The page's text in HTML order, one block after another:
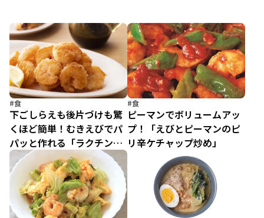
#食
下ごしらえも後片づけも驚
くほど簡単！むきえびでパ
パッと作れる「ラクチンえ
びフライ」
#食
ピーマンでボリュームアッ
プ！「えびとピーマンのピ
リ辛ケチャップ炒め」